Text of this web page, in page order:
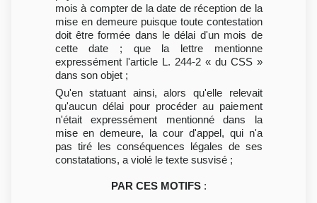
mois à compter de la date de réception de la
mise en demeure puisque toute contestation
doit être formée dans le délai d'un mois de
cette date ; que la lettre mentionne
expressément l'article L. 244-2 « du CSS »
dans son objet ;
Qu'en statuant ainsi, alors qu'elle relevait
qu'aucun délai pour procéder au paiement
n'était expressément mentionné dans la
mise en demeure, la cour d'appel, qui n'a
pas tiré les conséquences légales de ses
constatations, a violé le texte susvisé ;
PAR CES MOTIFS: